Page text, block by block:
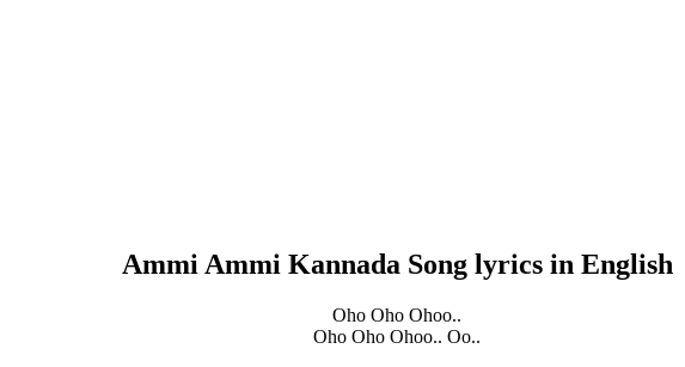
Ammi Ammi Kannada Song lyrics in English
Oho Oho Ohoo..
Oho Oho Ohoo.. Oo..